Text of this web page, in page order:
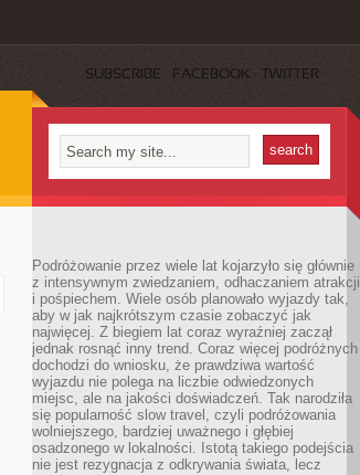
SUBSCRIBE FACEBOOK TWITTER
Podróżowanie przez wiele lat kojarzyło się głównie
z intensywnym zwiedzaniem, odhaczaniem atrakcji
i pośpiechem. Wiele osób planowało wyjazdy tak,
aby w jak najkrótszym czasie zobaczyć jak
najwięcej. Z biegiem lat coraz wyraźniej zaczął
jednak rosnąć inny trend. Coraz więcej podróżnych
dochodzi do wniosku, że prawdziwa wartość
wyjazdu nie polega na liczbie odwiedzonych
miejsc, ale na jakości doświadczeń. Tak narodziła
się popularność slow travel, czyli podróżowania
wolniejszego, bardziej uważnego i głębiej
osadzonego w lokalności. Istotą takiego podejścia
nie jest rezygnacja z odkrywania świata, lecz